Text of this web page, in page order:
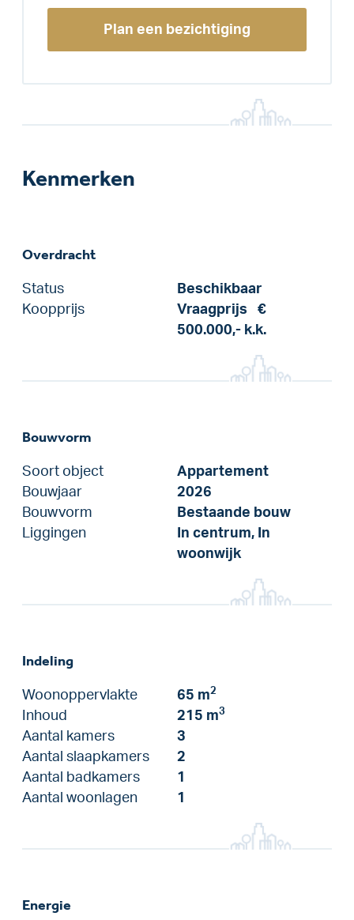
Plan een bezichtiging
Kenmerken
Overdracht
Status
Beschikbaar
Koopprijs
Vraagprijs
€
500.000,- k.k.
Bouwvorm
Soort object
Appartement
Bouwjaar
2026
Bouwvorm
Bestaande bouw
Liggingen
In centrum, In
woonwijk
Indeling
Woonoppervlakte 65 m2
Inhoud 215 m3
Aantal kamers
3
Aantal slaapkamers
2
Aantal badkamers
1
Aantal woonlagen
1
Energie